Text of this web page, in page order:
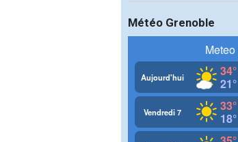
Météo Grenoble